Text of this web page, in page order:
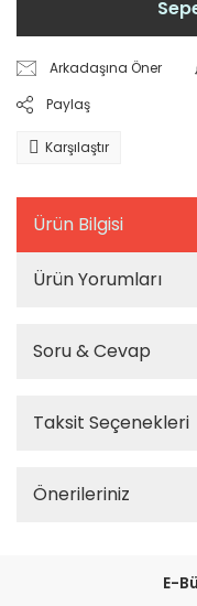
Arkadaşına Öner
Paylaş
Karşılaştır
Ürün Bilgisi
Ürün Yorumları
Soru & Cevap
Taksit Seçenekleri
Önerileriniz
E-